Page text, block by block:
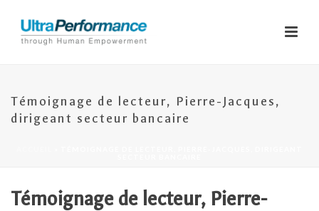
Témoignage de lecteur, Pierre-Jacques,
dirigeant secteur bancaire
Témoignage de lecteur, Pierre-